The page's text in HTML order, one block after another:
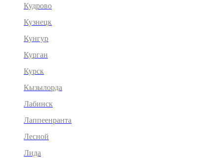
Кудрово
Кузнецк
Кунгур
Курган
Курск
Кызылорда
Лабинск
Лаппеенранта
Лесной
Лида